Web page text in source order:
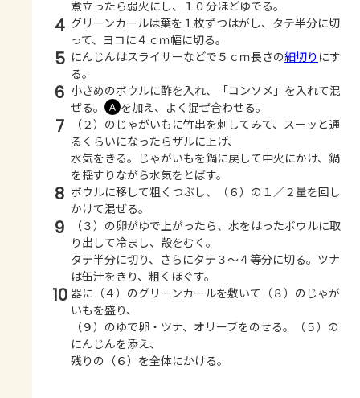
煮立ったら弱火にし、１０分ほどゆでる。
4 グリーンカールは葉を１枚ずつはがし、タテ半分に切
って、ヨコに４ｃｍ幅に切る。
5 にんじんはスライサーなどで５ｃｍ長さの細切り にす
る。
6 小さめのボウルに酢を入れ、「コンソメ」を入れて混
ぜる。
Ａ を加え、よく混ぜ合わせる。
7
（２）のじゃがいもに竹串を刺してみて、スーッと通
るくらいになったらザルに上げ、
水気をきる。じゃがいもを鍋に戻して中火にかけ、鍋
を揺すりながら水気をとばす。
8 ボウルに移して粗くつぶし、（６）の１／２量を回し
かけて混ぜる。
9
（３）の卵がゆで上がったら、水をはったボウルに取
り出して冷まし、殻をむく。
タテ半分に切り、さらにタテ３～４等分に切る。ツナ
は缶汁をきり、粗くほぐす。
10 器に（４）のグリーンカールを敷いて（８）のじゃが
いもを盛り、
（９）のゆで卵・ツナ、オリーブをのせる。（５）の
にんじんを添え、
残りの（６）を全体にかける。